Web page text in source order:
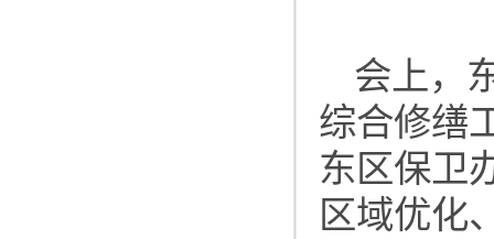
会上，
综合修缮
东区保卫
区域优化